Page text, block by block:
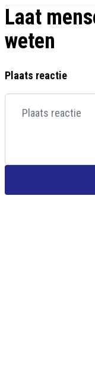
Laat
weten
Plaats reactie